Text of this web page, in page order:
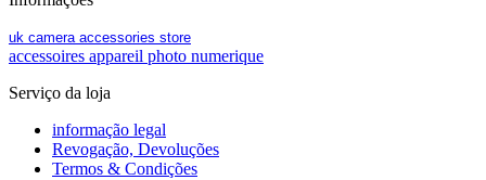
uk camera accessories store
accessoires appareil photo numerique
Serviço da loja
informação legal
Revogação, Devoluções
Termos & Condições